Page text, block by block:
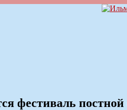
фестиваль